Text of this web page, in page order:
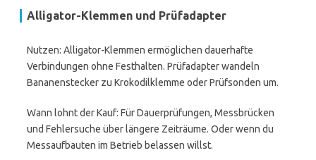
Alligator-Klemmen und Prüfadapter
Nutzen: Alligator-Klemmen ermöglichen dauerhafte
Verbindungen ohne Festhalten. Prüfadapter wandeln
Bananenstecker zu Krokodilklemme oder Prüfsonden um.
Wann lohnt der Kauf: Für Dauerprüfungen, Messbrücken
und Fehlersuche über längere Zeiträume. Oder wenn du
Messaufbauten im Betrieb belassen willst.